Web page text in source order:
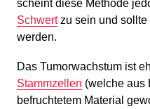
scheint diese Methode
Schwertzu sein und sollte
werden.
Das Tumorwachstum ist
Stammzellen (welche aus
befruchtetem Material